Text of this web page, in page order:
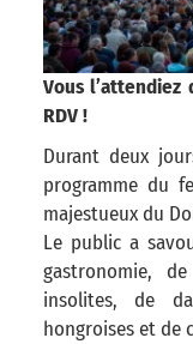
Vous l’attendiez
RDV !
Durant deux
programme du
majestueux du
Le public a
gastronomie,
insolites, de
hongroises et de